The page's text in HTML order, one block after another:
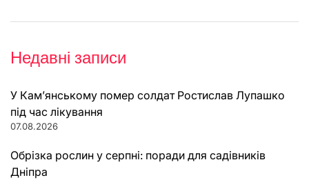
Недавні записи
У Кам’янському помер солдат Ростислав Лупашко
під час лікування
07.08.2026
Обрізка рослин у серпні: поради для садівників
Дніпра